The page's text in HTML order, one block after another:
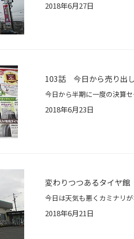
2018年6月27日
103話 今日から売り出
2018年6月23日
変わりつつあるタイヤ館
2018年6月21日